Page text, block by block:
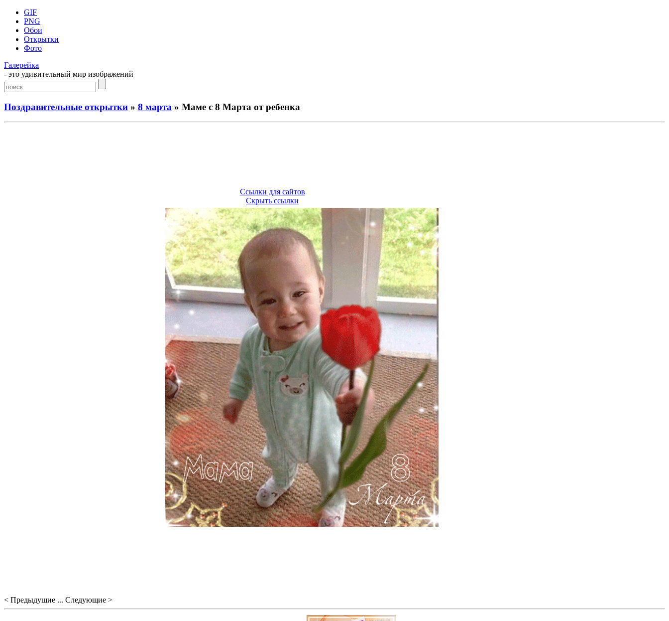
GIF
PNG
Обои
Открытки
Фото
Галерейка
- это удивительный мир изображений
Поздравительные открытки » 8 марта » Маме с 8 Марта от ребенка
Ссылки для сайтов
Скрыть ссылки
< Предыдущие ... Следующие >